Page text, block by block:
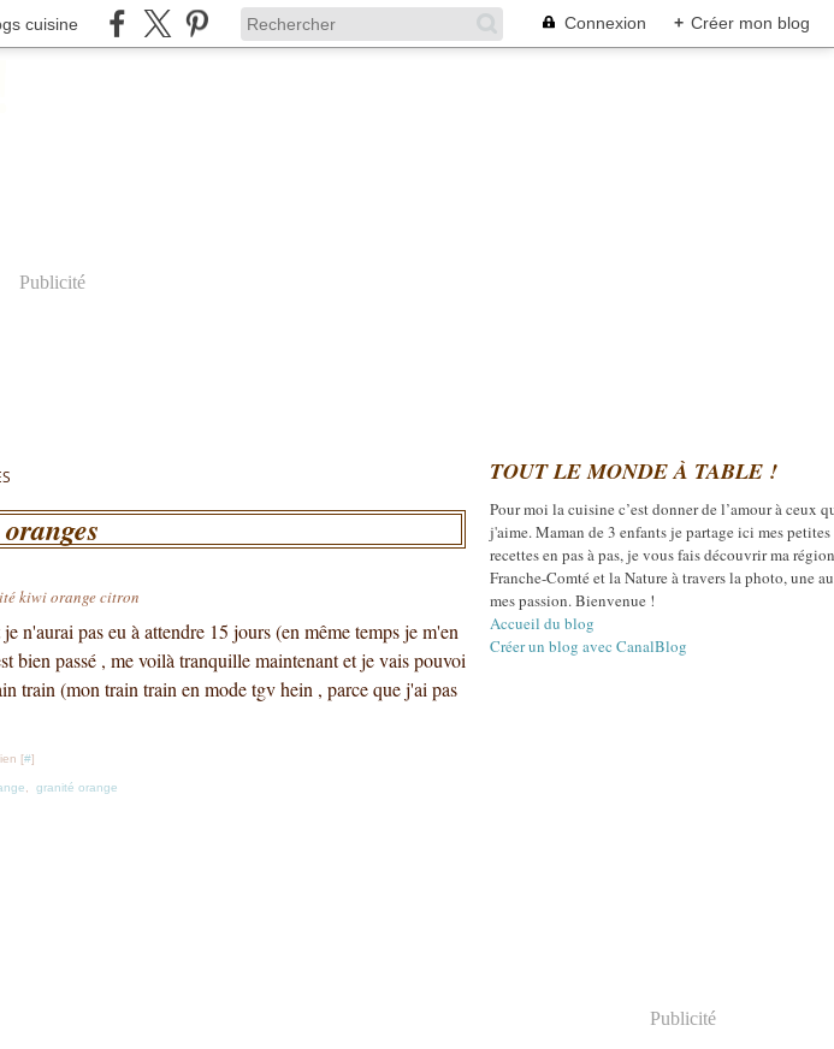
cuisine Connexion + Créer mon blog
Publicité
oranges
kiwi orange citron
n'aurai pas eu à attendre 15 jours (en même temps je m'en
bien passé , me voilà tranquille maintenant et je vais pouvoi
train (mon train train en mode tgv hein , parce que j'ai pas
[#]
granité orange
TOUT LE MONDE À TABLE !
Pour moi la cuisine c’est donner de l’amour à ceux
j'aime. Maman de 3 enfants je partage ici mes petites
recettes en pas à pas, je vous fais découvrir ma
Franche-Comté et la Nature à travers la photo, une
mes passion. Bienvenue !
Accueil du blog
Créer un blog avec CanalBlog
Publicité